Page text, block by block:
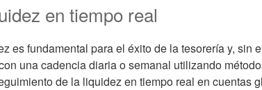
en tiempo real
es fundamental para el éxito de la tesorería y, sin
una cadencia diaria o semanal utilizando
de la liquidez en tiempo real en cuentas